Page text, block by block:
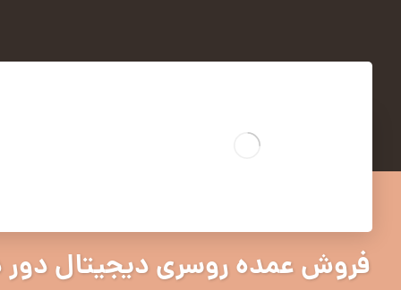
فروش عمده روسری دیجیتال